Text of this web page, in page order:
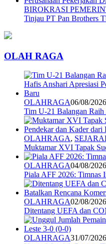
BIROKRASI
Tinjau PT Pan Brothers
OLAH RAGA
OLAHRAGA06/08/2026
Tim U-21 Balangan
OLAHRAGA,
Muktamar XVI Tapak
OLAHRAGA04/08/2026
Piala AFF 2026: Timnas
OLAHRAGA02/08/2026
Ditentang UEFA dan
OLAHRAGA31/07/2026